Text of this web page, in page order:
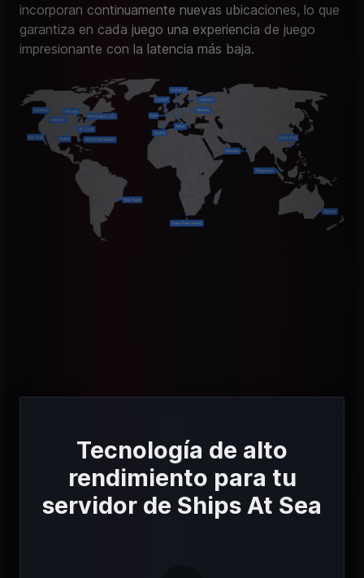
incorporan continuamente nuevas ubicaciones, lo que
garantiza en cada juego una experiencia de juego
impresionante con la latencia más baja.
Tecnología de alto
rendimiento para tu
servidor de Ships At Sea